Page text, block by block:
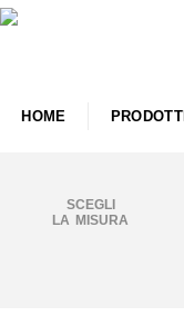
HOME PRODOTTI
SCEGLI
LA MISURA